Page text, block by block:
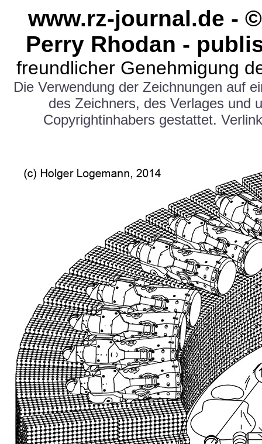
www.rz-journal.de -
Perry Rhodan -
freundlicher Genehmigung
Die Verwendung der Zeichnungen auf
des Zeichners, des Verlages und
Copyrightinhabers gestattet.